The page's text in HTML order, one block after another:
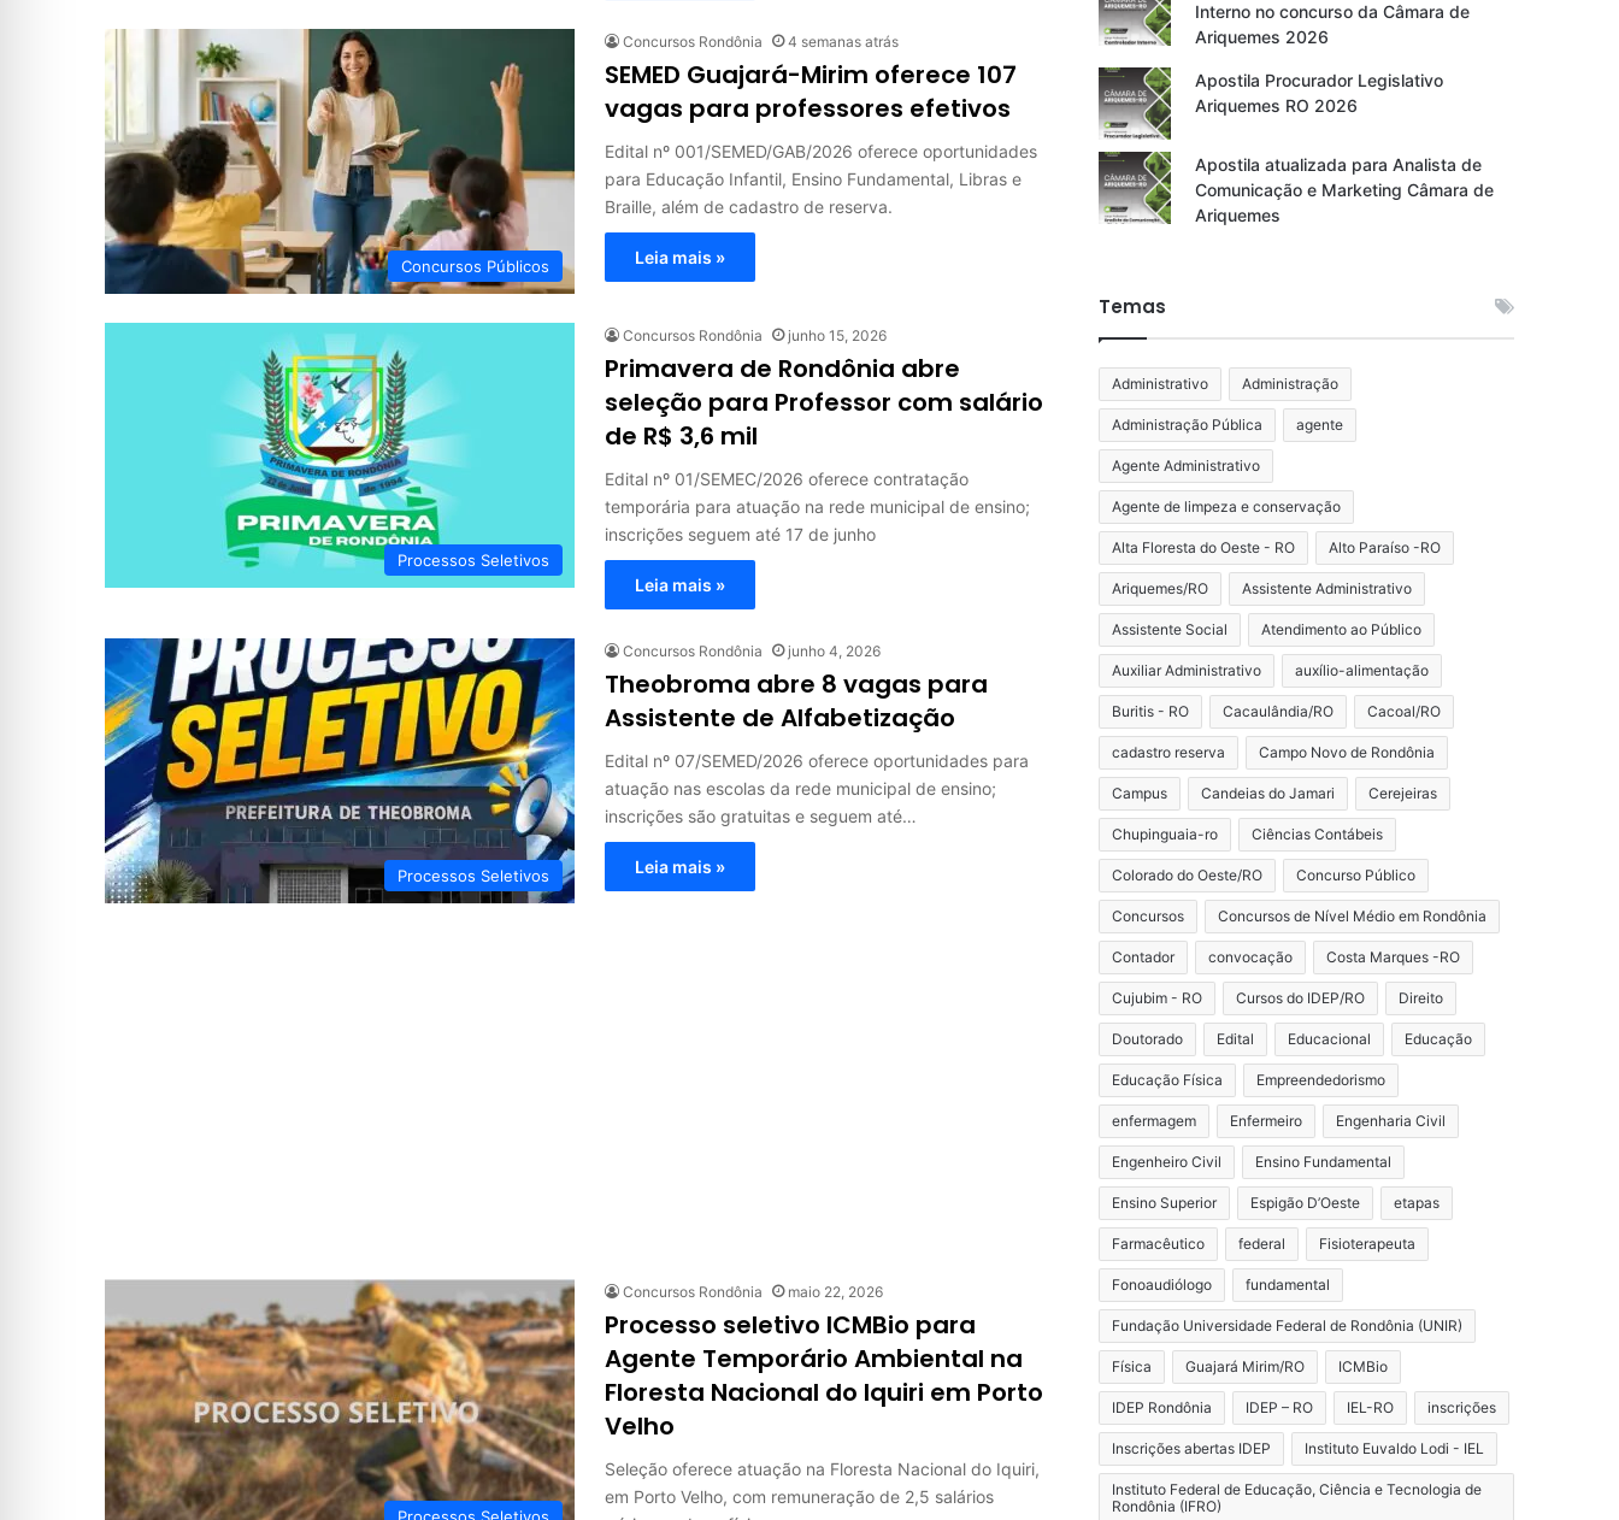
Concursos Públicos
Concursos Rondônia 4 semanas atrás
SEMED Guajará-Mirim oferece 107
vagas para professores efetivos
Edital nº 001/SEMED/GAB/2026 oferece oportunidades
para Educação Infantil, Ensino Fundamental, Libras e
Braille, além de cadastro de reserva.
Leia mais »
Processos Seletivos
Concursos Rondônia junho 15, 2026
Primavera de Rondônia abre
seleção para Professor com salário
de R$ 3,6 mil
Edital nº 01/SEMEC/2026 oferece contratação
temporária para atuação na rede municipal de ensino;
inscrições seguem até 17 de junho
Leia mais »
Processos Seletivos
Concursos Rondônia junho 4, 2026
Theobroma abre 8 vagas para
Assistente de Alfabetização
Edital nº 07/SEMED/2026 oferece oportunidades para
atuação nas escolas da rede municipal de ensino;
inscrições são gratuitas e seguem até…
Leia mais »
Concursos Rondônia maio 22, 2026
Processo seletivo ICMBio para
Agente Temporário Ambiental na
Floresta Nacional do Iquiri em Porto
Velho
Seleção oferece atuação na Floresta Nacional do Iquiri,
em Porto Velho, com remuneração de 2,5 salários
Interno no concurso da Câmara de
Ariquemes 2026
Apostila Procurador Legislativo
Ariquemes RO 2026
Apostila atualizada para Analista de
Comunicação e Marketing Câmara de
Ariquemes
Temas
Administrativo Administração
Administração Pública agente
Agente Administrativo
Agente de limpeza e conservação
Alta Floresta do Oeste - RO Alto Paraíso -RO
Ariquemes/RO Assistente Administrativo
Assistente Social Atendimento ao Público
Auxiliar Administrativo auxílio-alimentação
Buritis - RO Cacaulândia/RO Cacoal/RO
cadastro reserva Campo Novo de Rondônia
Campus Candeias do Jamari Cerejeiras
Chupinguaia-ro Ciências Contábeis
Colorado do Oeste/RO Concurso Público
Concursos Concursos de Nível Médio em Rondônia
Contador convocação Costa Marques -RO
Cujubim - RO Cursos do IDEP/RO Direito
Doutorado Edital Educacional Educação
Educação Física Empreendedorismo
enfermagem Enfermeiro Engenharia Civil
Engenheiro Civil Ensino Fundamental
Ensino Superior Espigão D’Oeste etapas
Farmacêutico federal Fisioterapeuta
Fonoaudiólogo fundamental
Fundação Universidade Federal de Rondônia (UNIR)
Física Guajará Mirim/RO ICMBio
IDEP Rondônia IDEP – RO IEL-RO inscrições
Inscrições abertas IDEP Instituto Euvaldo Lodi - IEL
Instituto Federal de Educação, Ciência e Tecnologia de
Rondônia (IFRO)